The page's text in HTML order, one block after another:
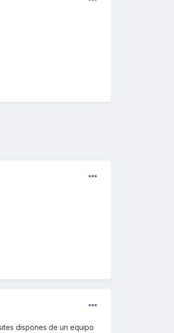
dispones de un equipo